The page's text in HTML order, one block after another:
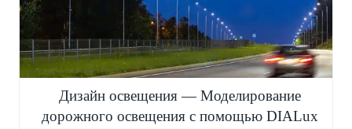
Дизайн освещения — Моделирование
дорожного освещения с помощью DIALux